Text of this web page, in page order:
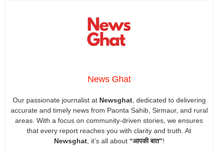
News Ghat
Our passionate journalist at Newsghat, dedicated to delivering
accurate and timely news from Paonta Sahib, Sirmaur, and rural
areas. With a focus on community-driven stories, we ensures
that every report reaches you with clarity and truth. At
Newsghat, it’s all about “आपकी बात”!